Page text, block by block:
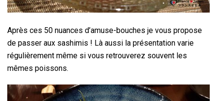
Après ces 50 nuances d’amuse-bouches je vous propose
de passer aux sashimis ! Là aussi la présentation varie
régulièrement même si vous retrouverez souvent les
mêmes poissons.